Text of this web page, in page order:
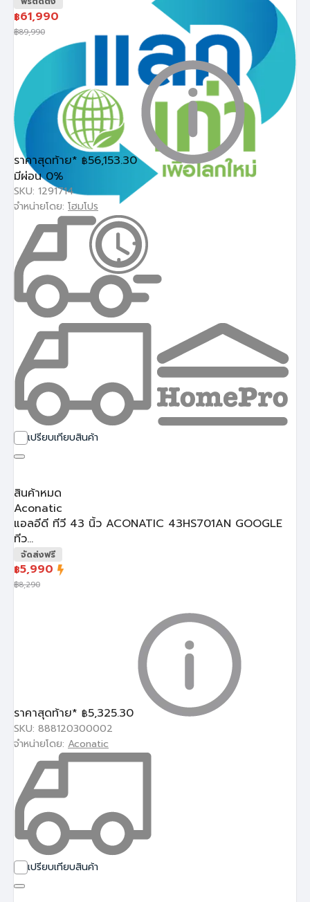
฿61,990
฿89,990
ราคาสุดท้าย* ฿56,153.30
มีผ่อน 0%
SKU: 1291714
จำหน่ายโดย: โฮมโปร
เปรียบเทียบสินค้า
สินค้าหมด
Aconatic
แอลอีดี ทีวี 43 นิ้ว ACONATIC 43HS701AN GOOGLE
ทีว...
จัดส่งฟรี
฿5,990
฿8,290
ราคาสุดท้าย* ฿5,325.30
SKU: 888120300002
จำหน่ายโดย: Aconatic
เปรียบเทียบสินค้า